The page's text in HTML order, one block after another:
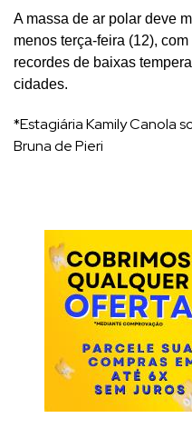
A massa de ar polar deve
menos terça-feira (12),
recordes de baixas
cidades.
*Estagiária Kamily Canola
Bruna de Pieri